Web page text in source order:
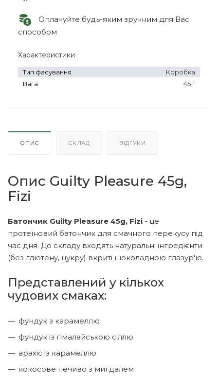
Оплачуйте будь-яким зручним для Вас
способом
Характеристики
Тип фасування
Коробка
Вага
45 г
ОПИС СКЛАД ВІДГУКИ
Опис Guilty Pleasure 45g,
Fizi
Батончик Guilty Pleasure 45g, Fizi - це
протеїновий батончик для смачного перекусу під
час дня. До складу входять натуральні інгредієнти
(без глютену, цукру) вкриті шоколадною глазур'ю.
Представлений у кількох
чудових смаках:
фундук з карамеллю
фундук із гімалайською сіллю
арахіс із карамеллю
кокосове печиво з мигдалем